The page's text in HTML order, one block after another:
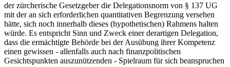
der zürcherische Gesetzgeber die Delegationsnorm von § 137 UG
mit der an sich erforderlichen quantitativen Begrenzung versehen
hätte, sich noch innerhalb dieses (hypothetischen) Rahmens halten
würde. Es entspricht Sinn und Zweck einer derartigen Delegation,
dass die ermächtigte Behörde bei der Ausübung ihrer Kompetenz
einen gewissen - allenfalls auch nach finanzpolitischen
Gesichtspunkten auszunützenden - Spielraum für sich beanspruchen